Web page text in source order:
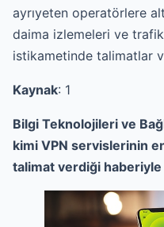
ayrıyeten operatörlere
daima izlemeleri ve
istikametinde talimatlar
Kaynak: 1
Bilgi Teknolojileri ve
kimi VPN servislerinin
talimat verdiği